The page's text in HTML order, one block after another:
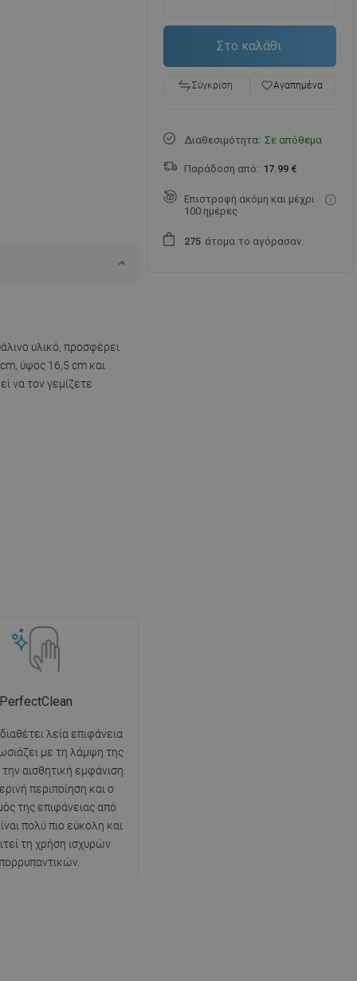
υλικό, προσφέρει
ύψος 16,5 cm και
να τον γεμίζετε
PerfectClean
λεία επιφάνεια
με τη λάμψη της
την αισθητική εμφάνιση.
περιποίηση και ο
της επιφάνειας από
πολύ πιο εύκολη και
τη χρήση ισχυρών
Στο καλάθι
Σύγκριση favorite_borderΑγαπημένα
Διαθεσιμότητα: Σε απόθεμα
Παράδοση από: 17.99 €
Επιστροφή ακόμη και μέχρι
100 ημέρες
275 άτομα το αγόρασαν.